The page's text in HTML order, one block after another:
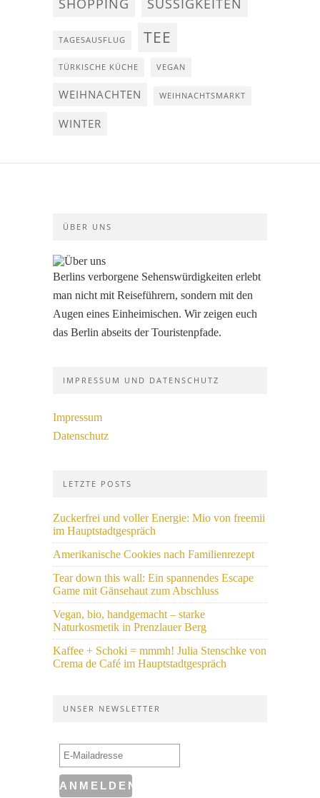
SHOPPING SÜSSIGKEITEN
TAGESAUSFLUG TEE
TÜRKISCHE KÜCHE VEGAN
WEIHNACHTEN WEIHNACHTSMARKT
WINTER
ÜBER UNS
Berlins verborgene Sehenswürdigkeiten erlebt
man nicht mit Reiseführern, sondern mit den
Augen eines Einheimischen. Wir zeigen euch
das Berlin abseits der Touristenpfade.
IMPRESSUM UND DATENSCHUTZ
Impressum
Datenschutz
LETZTE POSTS
Zuckerfrei und voller Energie: Mio von freemii
im Hauptstadtgespräch
Amerikanische Cookies nach Familienrezept
Tear down this wall: Ein spannendes Escape
Game mit Gänsehaut zum Abschluss
Vegan, bio, handgemacht – starke
Naturkosmetik in Prenzlauer Berg
Kaffee + Schoki = mmmh! Julia Stenschke von
Crema de Café im Hauptstadtgespräch
UNSER NEWSLETTER